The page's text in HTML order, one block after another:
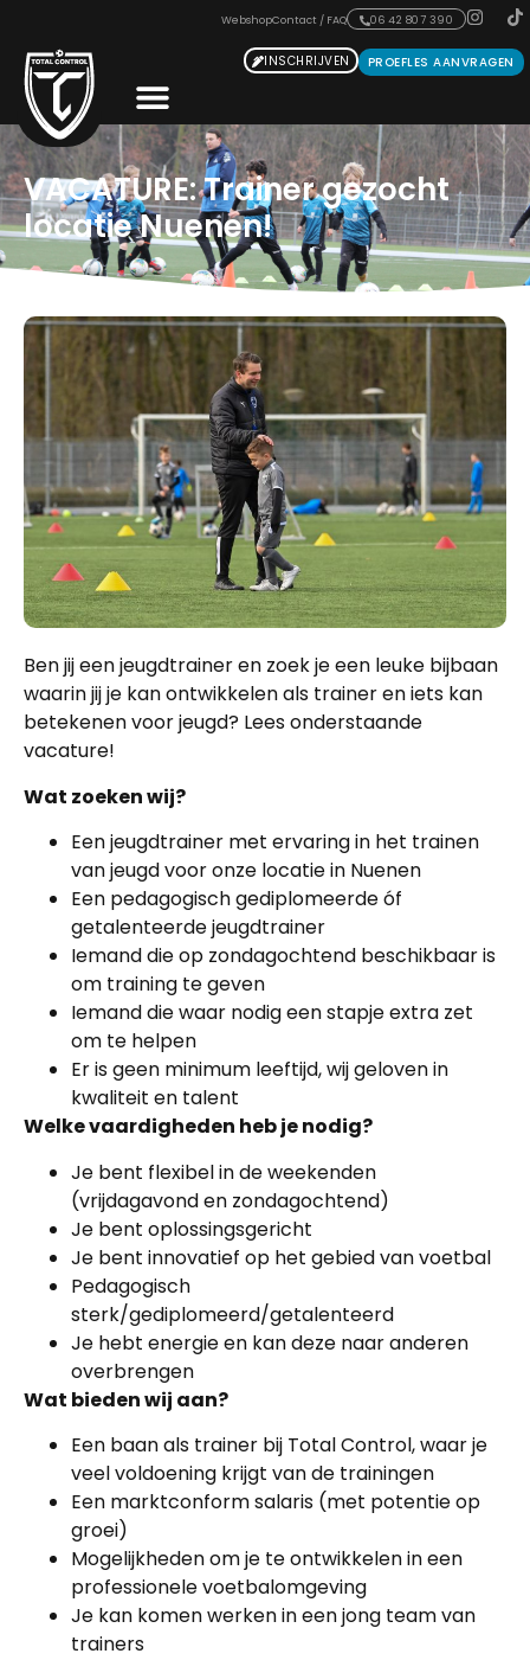
WebshopContact / FAQ 06 42 807 390
INSCHRIJVEN PROEFLES AANVRAGEN
VACATURE: Trainer gezocht
locatie Nuenen!
Ben jij een jeugdtrainer en zoek je een leuke bijbaan
waarin jij je kan ontwikkelen als trainer en iets kan
betekenen voor jeugd? Lees onderstaande
vacature!
Wat zoeken wij?
Een jeugdtrainer met ervaring in het trainen
van jeugd voor onze locatie in Nuenen
Een pedagogisch gediplomeerde óf
getalenteerde jeugdtrainer
Iemand die op zondagochtend beschikbaar is
om training te geven
Iemand die waar nodig een stapje extra zet
om te helpen
Er is geen minimum leeftijd, wij geloven in
kwaliteit en talent
Welke vaardigheden heb je nodig?
Je bent flexibel in de weekenden
(vrijdagavond en zondagochtend)
Je bent oplossingsgericht
Je bent innovatief op het gebied van voetbal
Pedagogisch
sterk/gediplomeerd/getalenteerd
Je hebt energie en kan deze naar anderen
overbrengen
Wat bieden wij aan?
Een baan als trainer bij Total Control, waar je
veel voldoening krijgt van de trainingen
Een marktconform salaris (met potentie op
groei)
Mogelijkheden om je te ontwikkelen in een
professionele voetbalomgeving
Je kan komen werken in een jong team van
trainers